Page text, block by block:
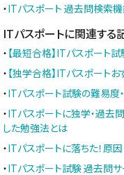
・ITパスポート 過去問検索
ITパスポートに関連する
・ 【最短合格】ITパスポート
・ 【独学合格】ITパスポート
・ITパスポート試験の難易度
・ITパスポートに独学・過去
した勉強法とは
・ITパスポートに落ちた！原
・ITパスポート試験 過去問